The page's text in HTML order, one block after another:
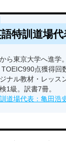
特訓道場
ら東京大学へ進学
TOEIC990点獲得回
ナル教材・レッス
1級。訳書7冊。
道場代表：亀田浩